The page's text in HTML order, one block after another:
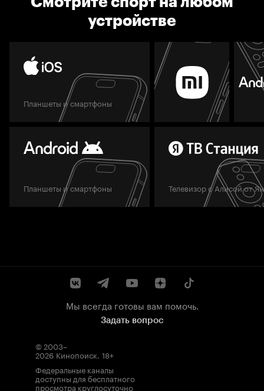
устройстве
Планшеты и смартфоны
Планшеты и смартфоны Телевизор с Алисой от
Мы всегда готовы вам помочь.
Задать вопрос
© 2003–
2026 Кинопоиск. 18+
Федеральные каналы
доступны для бесплатного
просмотра круглосуточно